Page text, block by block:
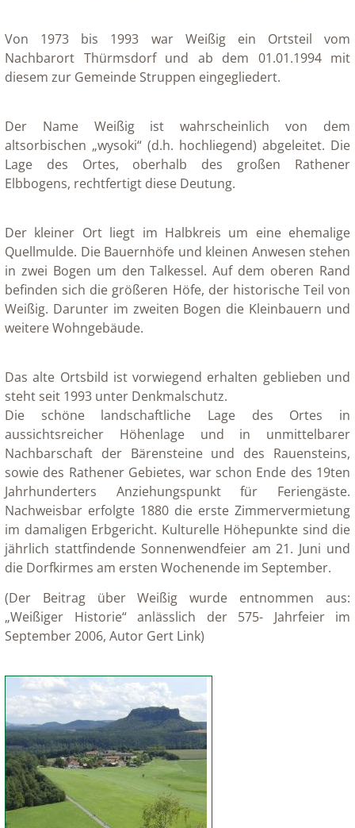
Von 1973 bis 1993 war Weißig ein Ortsteil vom
Nachbarort Thürmsdorf und ab dem 01.01.1994 mit
diesem zur Gemeinde Struppen eingegliedert.
Der Name Weißig ist wahrscheinlich von dem
altsorbischen „wysoki“ (d.h. hochliegend) abgeleitet. Die
Lage des Ortes, oberhalb des großen Rathener
Elbbogens, rechtfertigt diese Deutung.
Der kleiner Ort liegt im Halbkreis um eine ehemalige
Quellmulde. Die Bauernhöfe und kleinen Anwesen stehen
in zwei Bogen um den Talkessel. Auf dem oberen Rand
befinden sich die größeren Höfe, der historische Teil von
Weißig. Darunter im zweiten Bogen die Kleinbauern und
weitere Wohngebäude.
Das alte Ortsbild ist vorwiegend erhalten geblieben und
steht seit 1993 unter Denkmalschutz.
Die schöne landschaftliche Lage des Ortes in
aussichtsreicher Höhenlage und in unmittelbarer
Nachbarschaft der Bärensteine und des Rauensteins,
sowie des Rathener Gebietes, war schon Ende des 19ten
Jahrhunderters Anziehungspunkt für Feriengäste.
Nachweisbar erfolgte 1880 die erste Zimmervermietung
im damaligen Erbgericht. Kulturelle Höhepunkte sind die
jährlich stattfindende Sonnenwendfeier am 21. Juni und
die Dorfkirmes am ersten Wochenende im September.
(Der Beitrag über Weißig wurde entnommen aus:
„Weißiger Historie“ anlässlich der 575- Jahrfeier im
September 2006, Autor Gert Link)